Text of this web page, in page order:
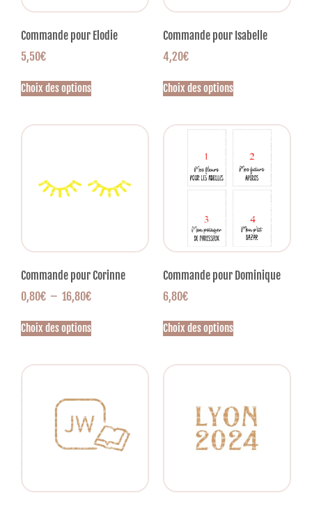
Commande pour Elodie
5,50€
Choix des options
Commande pour Isabelle
4,20€
Choix des options
Commande pour Corinne
0,80€ – 16,80€
Choix des options
Commande pour Dominique
6,80€
Choix des options